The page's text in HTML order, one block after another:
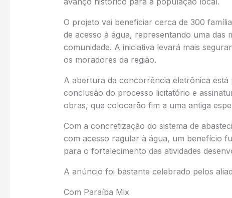
O projeto vai beneficiar cerca de 300
de acesso à água, representando uma das
comunidade. A iniciativa levará mais
os moradores da região.
A abertura da concorrência eletrônica está
conclusão do processo licitatório e
obras, que colocarão fim a uma antiga
Com a concretização do sistema de
com acesso regular à água, um benefício
para o fortalecimento das atividades
A anúncio foi bastante celebrado pelos
Com Paraíba Mix